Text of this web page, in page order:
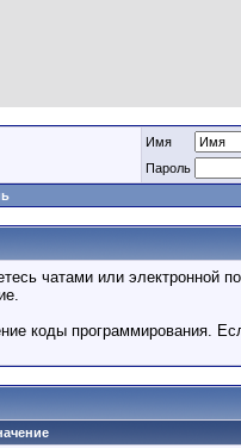
Имя
Пароль
чатами или электронной
коды программирования.